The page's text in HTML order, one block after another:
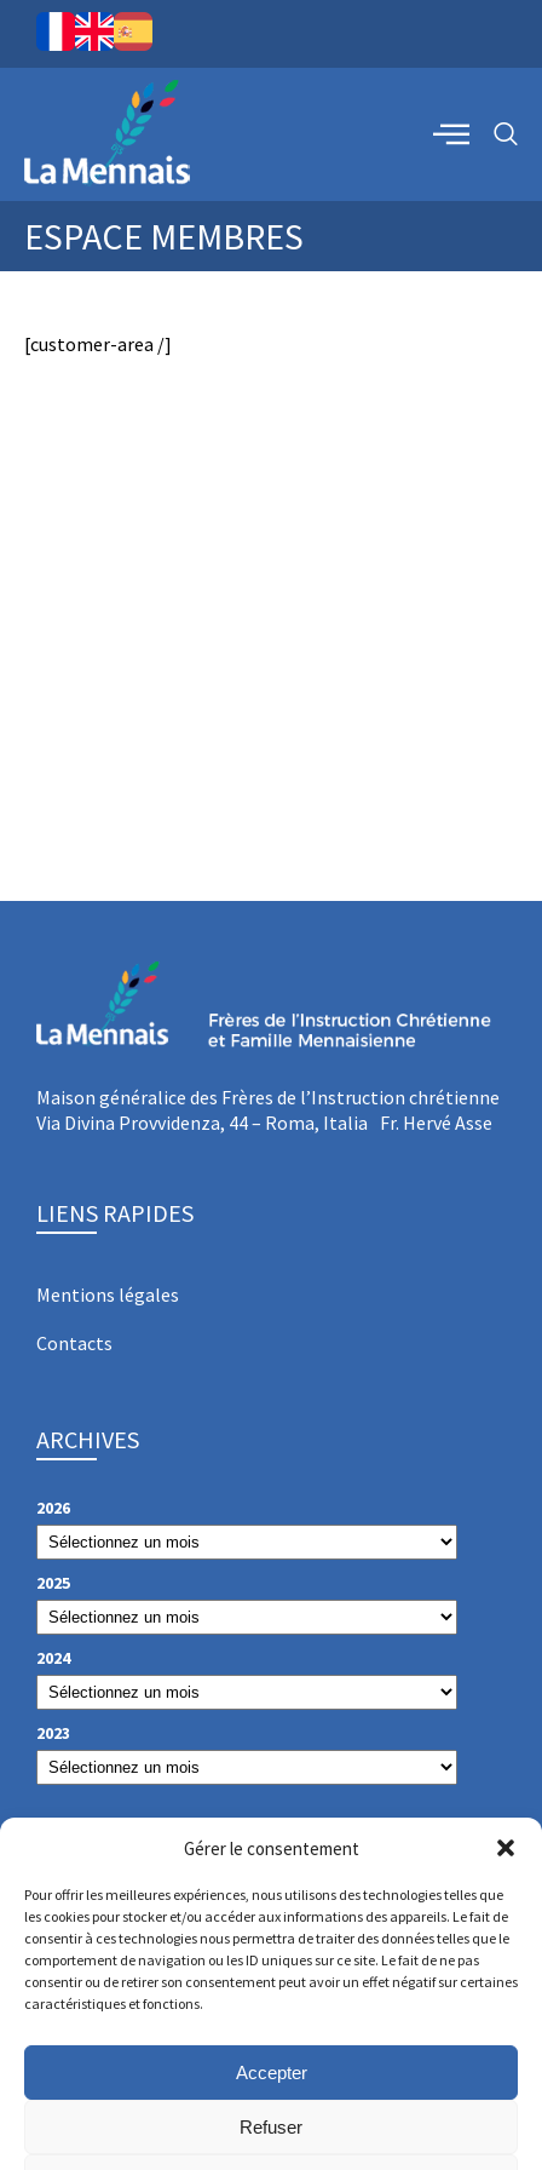
Gérer le consentement
Pour offrir les meilleures expériences, nous utilisons des technologies telles que
les cookies pour stocker et/ou accéder aux informations des appareils. Le fait de
consentir à ces technologies nous permettra de traiter des données telles que le
comportement de navigation ou les ID uniques sur ce site. Le fait de ne pas
consentir ou de retirer son consentement peut avoir un effet négatif sur certaines
caractéristiques et fonctions.
Accepter
Refuser
ESPACE MEMBRES
[customer-area /]
Maison généralice des Frères de l’Instruction chrétienne
Via Divina Provvidenza, 44 – Roma, Italia Fr. Hervé Asse
LIENS RAPIDES
Mentions légales
Contacts
ARCHIVES
2026
2025
2024
2023
NOS COORDONNÉES
secretariat@lamennais.org
protectionenfance@lamennais.org